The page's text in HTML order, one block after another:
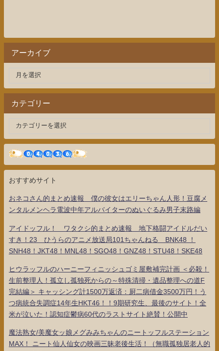
アーカイブ
カテゴリー
おすすめサイト
おネコさん的まとめ速報 僕の彼女はエリーちゃん人形！豆腐メ
ンタルメンヘラ電波中年アルバイターのぬいぐるみ男子末路編
アイドッフル！ ワタクシ的まとめ速報 地下格闘アイドルだい
すき！23 ひうらのアニメ放送局101ちゃんねる BNK48 ！
SNH48！JKT48！MNL48！SGO48！GNZ48！STU48！SKE48
ヒウラッフルのハーニーフィニッシュゴミ屋敷補完計画 ＜必殺！
生前整理人！孤立し孤独死からの～特殊清掃・遺品整理への道F
完結編＞ キャッシング計1500万返済：厨二病借金3500万円！う
つ病統合失調症14年生HKT46！！9期研究生、最後のサイト！全
米が泣いた！認知症鬱病60代のラストサイト絶賛！公開中
魔法熟女/美魔女ッ娘メグみみちゃんのニートッフルステーション
MAX！ ニート仙人仙女の映画三昧老後生活！（無職孤独居老人的